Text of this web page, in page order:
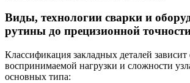
Виды, технологии сварки и
рутины до прецизионной
Классификация закладных деталей зависит
воспринимаемой нагрузки и сложности
основных типа: